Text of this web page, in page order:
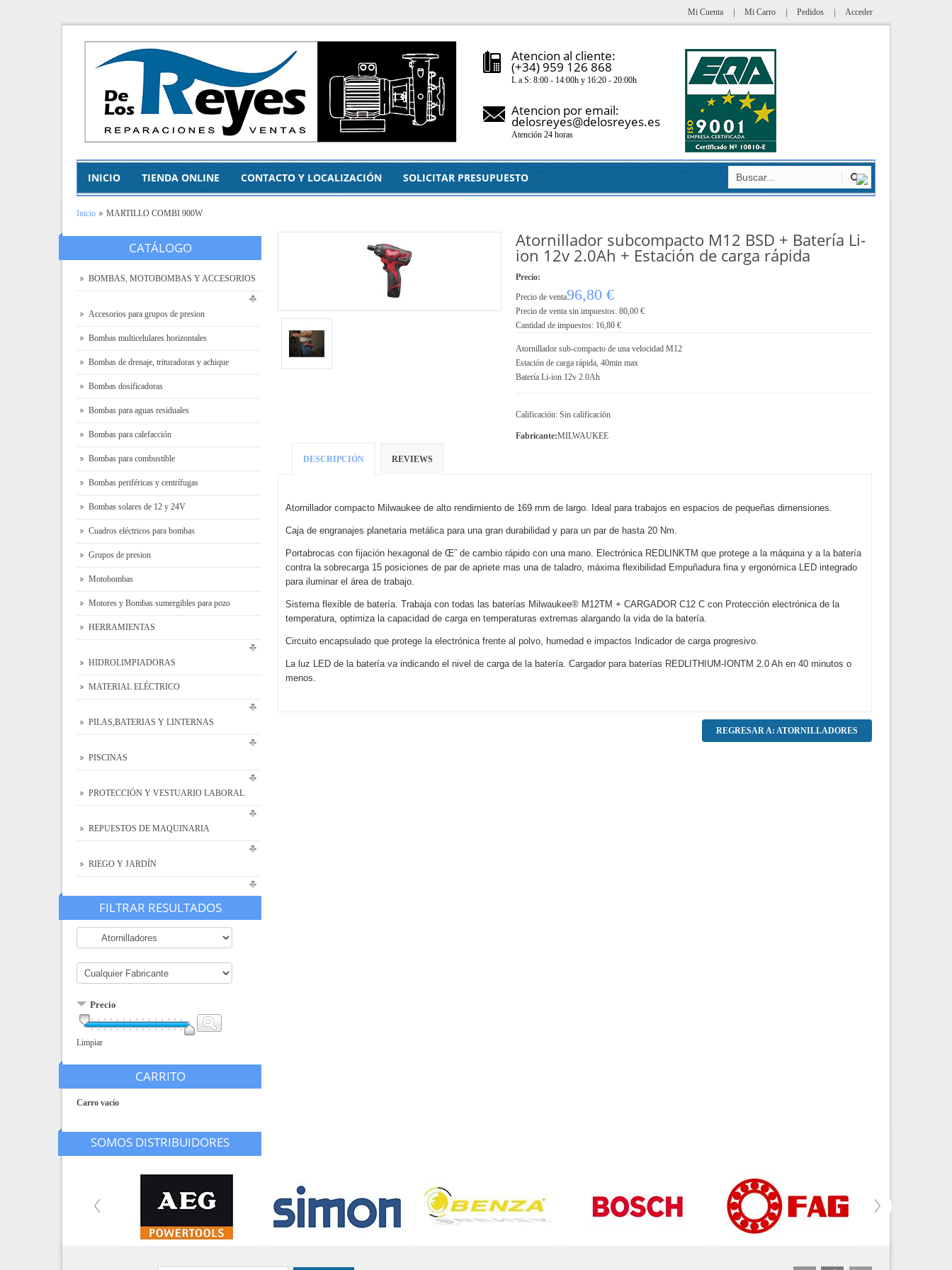
Mi Cuenta Mi Carro Pedidos Acceder
Atencion al cliente:
(+34) 959 126 868
L a S: 8:00 - 14:00h y 16:20 - 20:00h
Atencion por email:
delosreyes@delosreyes.es
Atención 24 horas
INICIO TIENDA ONLINE CONTACTO Y LOCALIZACIÓN SOLICITAR PRESUPUESTO
Inicio MARTILLO COMBI 900W
CATÁLOGO
BOMBAS, MOTOBOMBAS Y ACCESORIOS
Accesorios para grupos de presion
Bombas multicelulares horizontales
Bombas de drenaje, trituradoras y achique
Bombas dosificadoras
Bombas para aguas residuales
Bombas para calefacción
Bombas para combustible
Bombas periféricas y centrífugas
Bombas solares de 12 y 24V
Cuadros eléctricos para bombas
Grupos de presion
Motobombas
Motores y Bombas sumergibles para pozo
HERRAMIENTAS
HIDROLIMPIADORAS
MATERIAL ELÉCTRICO
PILAS,BATERIAS Y LINTERNAS
PISCINAS
PROTECCIÓN Y VESTUARIO LABORAL
REPUESTOS DE MAQUINARIA
RIEGO Y JARDÍN
FILTRAR RESULTADOS
Precio
Limpiar
CARRITO
Carro vacío
Atornillador subcompacto M12 BSD + Batería Li-
ion 12v 2.0Ah + Estación de carga rápida
Precio:
Precio de venta96,80 €
Precio de venta sin impuestos: 80,00 €
Cantidad de impuestos: 16,80 €
Atornillador sub-compacto de una velocidad M12
Estación de carga rápida, 40min max
Batería Li-ion 12v 2.0Ah
Calificación: Sin calificación
Fabricante:MILWAUKEE
DESCRIPCIÓN REVIEWS
Atornillador compacto Milwaukee de alto rendimiento de 169 mm de largo. Ideal para trabajos en espacios de pequeñas dimensiones.
Caja de engranajes planetaria metálica para una gran durabilidad y para un par de hasta 20 Nm.
Portabrocas con fijación hexagonal de Œ˝ de cambio rápido con una mano. Electrónica REDLINKTM que protege a la máquina y a la batería
contra la sobrecarga 15 posiciones de par de apriete mas una de taladro, máxima flexibilidad Empuñadura fina y ergonómica LED integrado
para iluminar el área de trabajo.
Sistema flexible de batería. Trabaja con todas las baterías Milwaukee® M12TM + CARGADOR C12 C con Protección electrónica de la
temperatura, optimiza la capacidad de carga en temperaturas extremas alargando la vida de la batería.
Circuito encapsulado que protege la electrónica frente al polvo, humedad e impactos Indicador de carga progresivo.
La luz LED de la batería va indicando el nivel de carga de la batería. Cargador para baterías REDLITHIUM-IONTM 2.0 Ah en 40 minutos o
menos.
REGRESAR A: ATORNILLADORES
SOMOS DISTRIBUIDORES